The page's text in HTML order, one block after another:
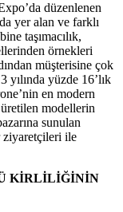
düzenlenen
yer alan ve farklı
taşımacılık,
örnekleri
müşterisine çok
yılında yüzde 16’lık
en modern
modellerin
sunulan
ziyaretçileri ile
KİRLİLİĞİNİN